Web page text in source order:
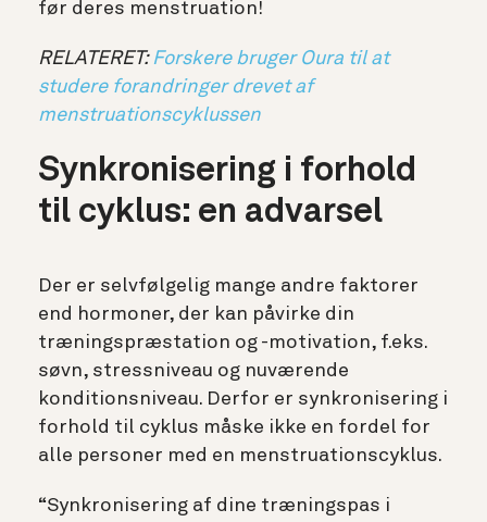
før deres menstruation!
RELATERET: Forskere bruger Oura til at
studere forandringer drevet af
menstruationscyklussen
Synkronisering i forhold
til cyklus: en advarsel
Der er selvfølgelig mange andre faktorer
end hormoner, der kan påvirke din
træningspræstation og -motivation, f.eks.
søvn, stressniveau og nuværende
konditionsniveau. Derfor er synkronisering i
forhold til cyklus måske ikke en fordel for
alle personer med en menstruationscyklus.
“Synkronisering af dine træningspas i